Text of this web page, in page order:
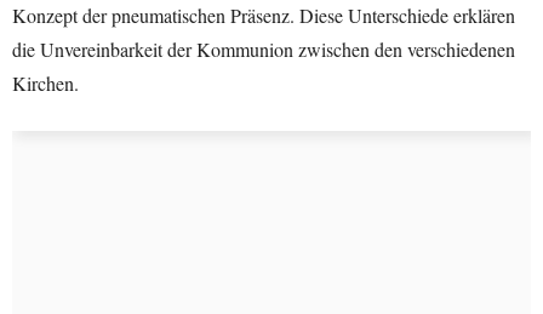
Konzept der pneumatischen Präsenz. Diese Unterschiede erklären
die Unvereinbarkeit der Kommunion zwischen den verschiedenen
Kirchen.